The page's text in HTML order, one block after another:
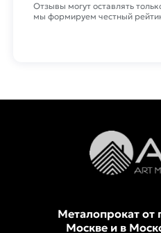
Отзывы могут оставлять
мы формируем честный
Металопрокат от
Москве и в